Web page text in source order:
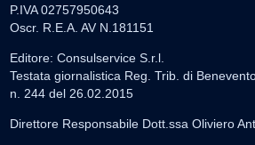
P.IVA 02757950643
Oscr. R.E.A. AV N.181151
Editore: Consulservice S.r.l.
Testata giornalistica Reg. Trib. di
n. 244 del 26.02.2015
Direttore Responsabile Dott.ssa Oliviero